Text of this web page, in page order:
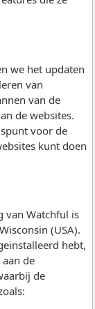
we het updaten
van
van de
de websites.
voor de
kunt doen
van Watchful is
(USA).
hebt,
de
de